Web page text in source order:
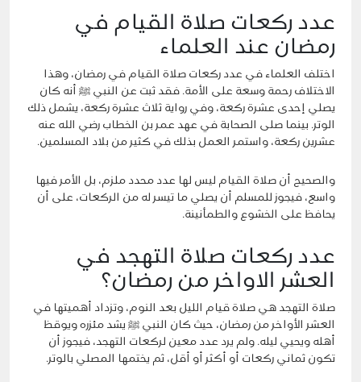
عدد ركعات صلاة القيام في
رمضان عند العلماء
اختلف العلماء في عدد ركعات صلاة القيام في رمضان، وهذا
الاختلاف رحمة وسعة على الأمة. فقد ثبت عن النبي ﷺ أنه كان
يصلي إحدى عشرة ركعة، وفي رواية ثلاث عشرة ركعة، يشمل ذلك
الوتر. بينما صلى الصحابة في عهد عمر بن الخطاب رضي الله عنه
عشرين ركعة، واستمر العمل بذلك في كثير من بلاد المسلمين.
والصحيح أن صلاة القيام ليس لها عدد محدد ملزم، بل الأمر فيها
واسع، فيجوز للمسلم أن يصلي ما تيسر له من الركعات، على أن
يحافظ على الخشوع والطمأنينة.
عدد ركعات صلاة التهجد في
العشر الاواخر من رمضان؟
صلاة التهجد هي صلاة قيام الليل بعد النوم، وتزداد أهميتها في
العشر الأواخر من رمضان، حيث كان النبي ﷺ يشد مئزره ويوقظ
أهله ويحيي ليله. ولم يرد عدد معين لركعات التهجد، فيجوز أن
تكون ثماني ركعات أو أكثر أو أقل، ثم يختمها المصلي بالوتر.